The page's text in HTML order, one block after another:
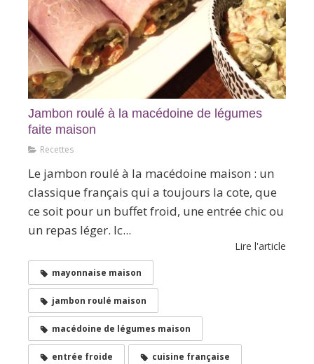
Jambon roulé à la macédoine de légumes
faite maison
Recettes
Le jambon roulé à la macédoine maison : un
classique français qui a toujours la cote, que
ce soit pour un buffet froid, une entrée chic ou
un repas léger. Ic...
Lire l'article
mayonnaise maison
jambon roulé maison
macédoine de légumes maison
entrée froide cuisine française